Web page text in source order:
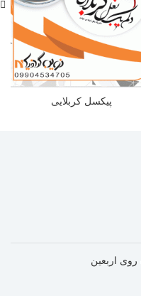
پیکسل کربلایی
اربعین